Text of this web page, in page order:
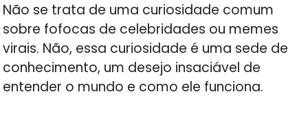
Não se trata de uma curiosidade comum
sobre fofocas de celebridades ou memes
virais. Não, essa curiosidade é uma sede de
conhecimento, um desejo insaciável de
entender o mundo e como ele funciona.